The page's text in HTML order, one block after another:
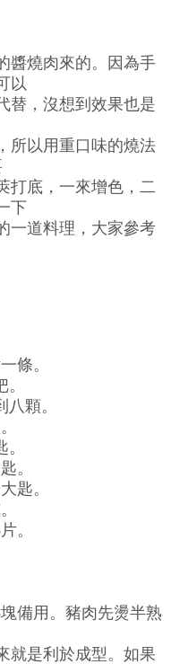
醬燒肉來的。因為手
以
替，沒想到效果也是
所以用重口味的燒法
打底，一來增色，二
下
一道料理，大家參考
條。
顆。
。
匙。
。
備用。豬肉先燙半熟
就是利於成型。如果